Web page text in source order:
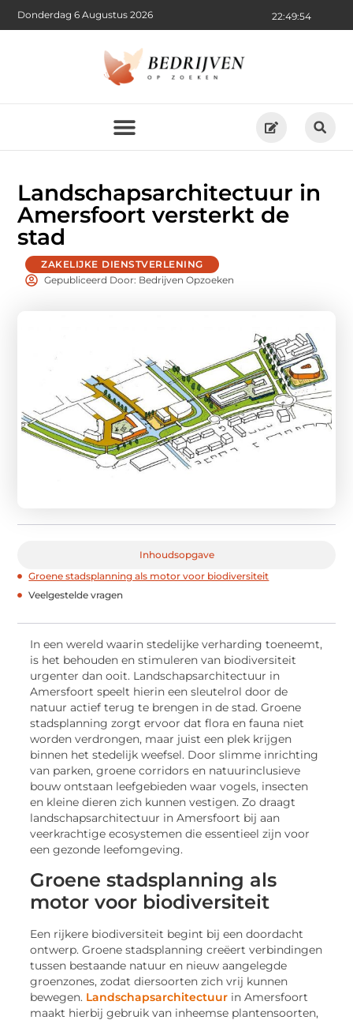
22:49:55
Donderdag 6 Augustus 2026
Landschapsarchitectuur in
Amersfoort versterkt de
stad
ZAKELIJKE DIENSTVERLENING
Gepubliceerd Door: Bedrijven Opzoeken
Inhoudsopgave
Groene stadsplanning als motor voor biodiversiteit
Veelgestelde vragen
In een wereld waarin stedelijke verharding toeneemt,
is het behouden en stimuleren van biodiversiteit
urgenter dan ooit. Landschapsarchitectuur in
Amersfoort speelt hierin een sleutelrol door de
natuur actief terug te brengen in de stad. Groene
stadsplanning zorgt ervoor dat flora en fauna niet
worden verdrongen, maar juist een plek krijgen
binnen het stedelijk weefsel. Door slimme inrichting
van parken, groene corridors en natuurinclusieve
bouw ontstaan leefgebieden waar vogels, insecten
en kleine dieren zich kunnen vestigen. Zo draagt
landschapsarchitectuur in Amersfoort bij aan
veerkrachtige ecosystemen die essentieel zijn voor
een gezonde leefomgeving.
Groene stadsplanning als
motor voor biodiversiteit
Een rijkere biodiversiteit begint bij een doordacht
ontwerp. Groene stadsplanning creëert verbindingen
tussen bestaande natuur en nieuw aangelegde
groenzones, zodat diersoorten zich vrij kunnen
bewegen. Landschapsarchitectuur in Amersfoort
maakt hierbij gebruik van inheemse plantensoorten,